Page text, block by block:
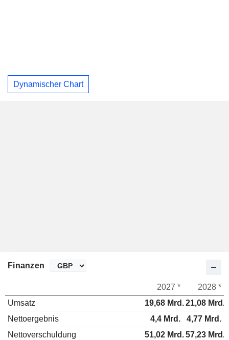
Dynamischer Chart
Finanzen
2027 *
2028 *
Umsatz
19,68 Mrd.21,08 Mrd.
Nettoergebnis
4,4 Mrd.
4,77 Mrd.
Nettoverschuldung
51,02 Mrd.57,23 Mrd.